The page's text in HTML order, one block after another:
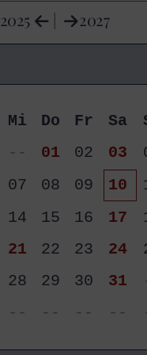
2025 | 2027
Mi Do Fr Sa
-- 01 02 03
07 08 09 10
14 15 16 17
21 22 23 24
28 29 30 31
-- -- -- --